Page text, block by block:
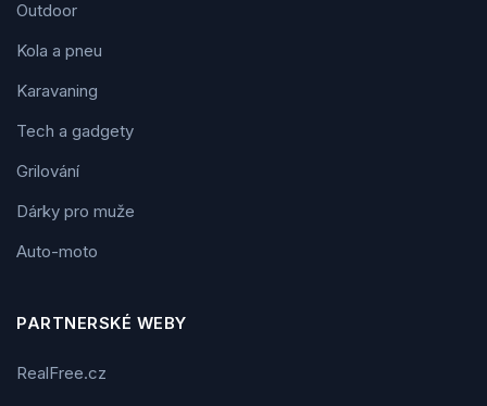
Outdoor
Kola a pneu
Karavaning
Tech a gadgety
Grilování
Dárky pro muže
Auto-moto
PARTNERSKÉ WEBY
RealFree.cz